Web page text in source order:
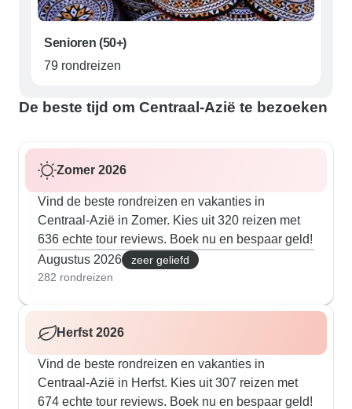
Senioren (50+)
79 rondreizen
De beste tijd om Centraal-Azië te bezoeken
Zomer 2026
Vind de beste rondreizen en vakanties in
Centraal-Azië in Zomer. Kies uit 320 reizen met
636 echte tour reviews. Boek nu en bespaar geld!
Augustus 2026
zeer geliefd
282 rondreizen
Herfst 2026
Vind de beste rondreizen en vakanties in
Centraal-Azië in Herfst. Kies uit 307 reizen met
674 echte tour reviews. Boek nu en bespaar geld!